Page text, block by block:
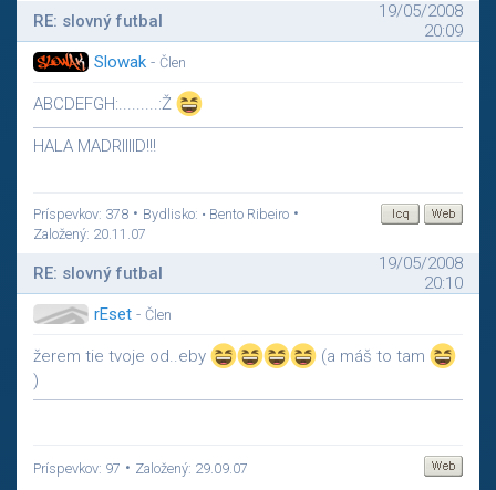
RE: slovný futbal
19/05/2008
20:09
Slowak - Člen
ABCDEFGH:.........:Ž
HALA MADRIIIID!!!
Príspevkov: 378 • Bydlisko: • Bento Ribeiro •
Založený: 20.11.07
RE: slovný futbal
19/05/2008
20:10
rEset - Člen
žerem tie tvoje od..eby
(a máš to tam
)
Príspevkov: 97 • Založený: 29.09.07